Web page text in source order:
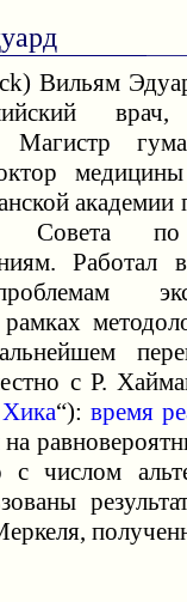
Вильям
врач,
Магистр
академии
по
Работал
с Р.
Хика“): время
на
с числом